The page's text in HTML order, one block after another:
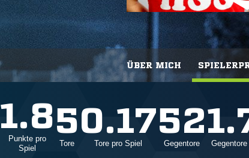
ÜBER MICH
1.8
Punkte pro
Spiel
5
Tore
0.17
Tore pro Spiel
52
Gegentore Gegentore